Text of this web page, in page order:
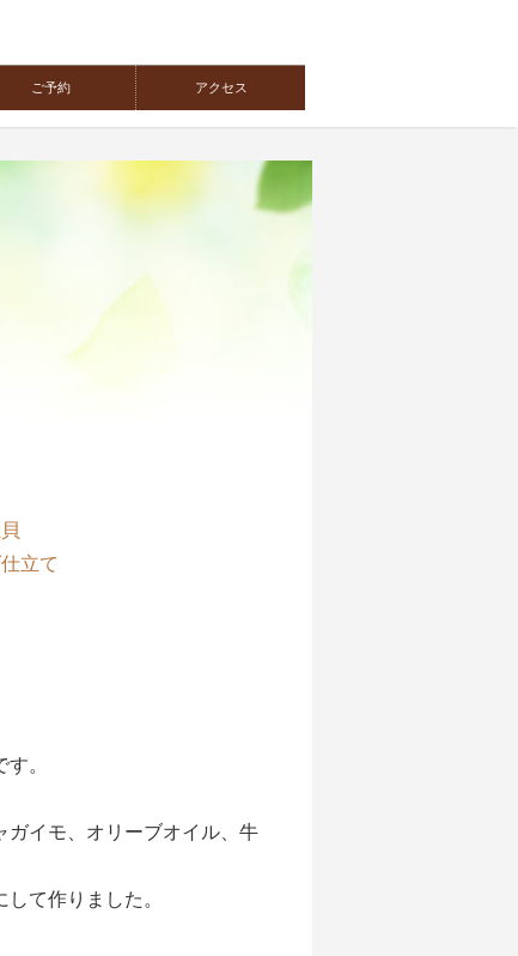
ご予約 アクセス
立て
。
ガイモ、オリーブオイル、牛
て作りました。